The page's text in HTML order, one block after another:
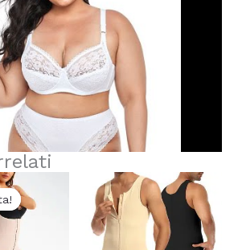
Il
prezzo
attuale
è:
$13.00.
Questo
prodotto
Questo
prodotto
più